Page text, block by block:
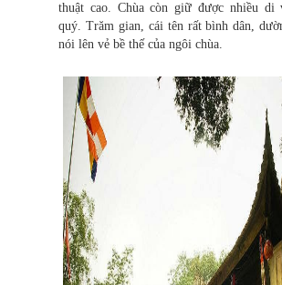
thuật cao. Chùa còn giữ được nhiều di
quý. Trăm gian, cái tên rất bình dân,
nói lên vẻ bề thế của ngôi chùa.